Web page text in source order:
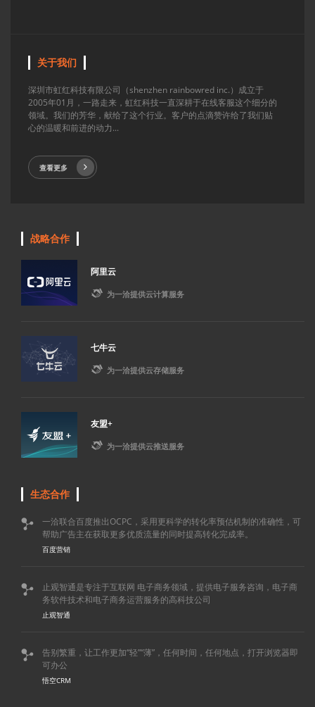
关于我们
深圳市虹红科技有限公司（shenzhen rainbowred inc.）成立于
2005年01月，一路走来，虹红科技一直深耕于在线客服这个细分的
领域。我们的芳华，献给了这个行业。客户的点滴赞许给了我们贴
心的温暖和前进的动力...
查看更多
战略合作
阿里云
 为一洽提供云计算服务
七牛云
 为一洽提供云存储服务
友盟+
 为一洽提供云推送服务
生态合作

一洽联合百度推出OCPC，采用更科学的转化率预估机制的准确性，可
帮助广告主在获取更多优质流量的同时提高转化完成率。
百度营销

止观智通是专注于互联网 电子商务领域，提供电子服务咨询，电子商
务软件技术和电子商务运营服务的高科技公司
止观智通

告别繁重，让工作更加“轻”“薄”，任何时间，任何地点，打开浏览器即
可办公
悟空CRM